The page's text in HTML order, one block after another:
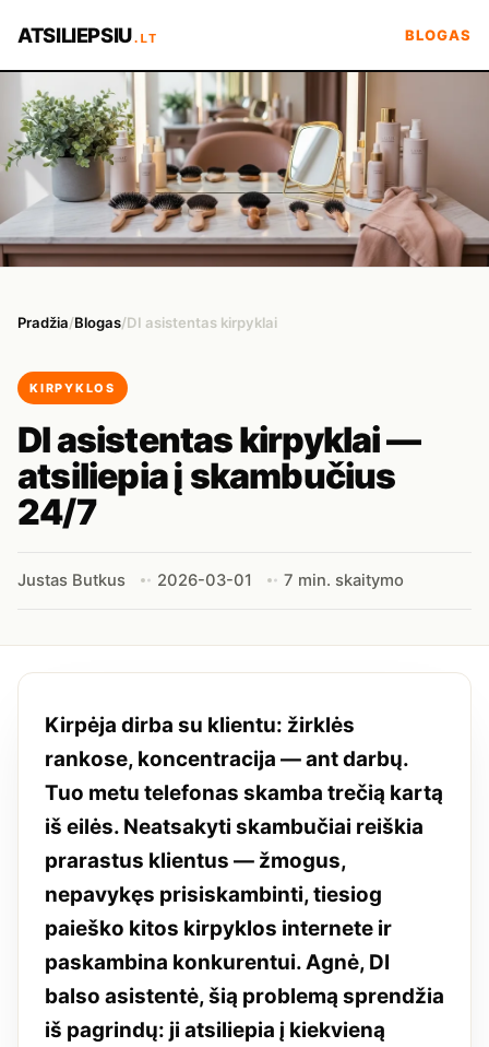
ATSILIEPSIU.LT BLOGAS
Pradžia/Blogas/DI asistentas kirpyklai
KIRPYKLOS
DI asistentas kirpyklai —
atsiliepia į skambučius
24/7
Justas Butkus 2026-03-01 7 min. skaitymo
Kirpėja dirba su klientu: žirklės
rankose, koncentracija — ant darbų.
Tuo metu telefonas skamba trečią kartą
iš eilės. Neatsakyti skambučiai reiškia
prarastus klientus — žmogus,
nepavykęs prisiskambinti, tiesiog
paieško kitos kirpyklos internete ir
paskambina konkurentui. Agnė, DI
balso asistentė, šią problemą sprendžia
iš pagrindų: ji atsiliepia į kiekvieną